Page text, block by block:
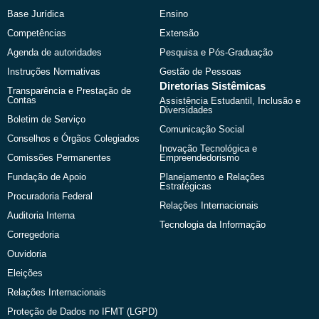
k
Base Jurídica
Competências
Agenda de autoridades
Instruções Normativas
Transparência e Prestação de
Contas
Boletim de Serviço
Conselhos e Órgãos Colegiados
Comissões Permanentes
Fundação de Apoio
Procuradoria Federal
Auditoria Interna
Corregedoria
Ouvidoria
Eleições
Relações Internacionais
Proteção de Dados no IFMT (LGPD)
Ensino
Extensão
Pesquisa e Pós-Graduação
Gestão de Pessoas
Diretorias Sistêmicas
Assistência Estudantil, Inclusão e
Diversidades
Comunicação Social
Inovação Tecnológica e
Empreendedorismo
Planejamento e Relações
Estratégicas
Relações Internacionais
Tecnologia da Informação